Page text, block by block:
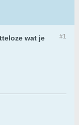
#1
wat je